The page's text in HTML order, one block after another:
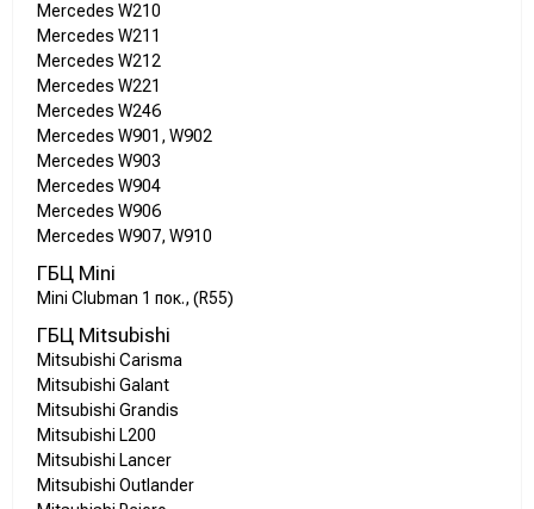
Mercedes W210
Mercedes W211
Mercedes W212
Mercedes W221
Mercedes W246
Mercedes W901, W902
Mercedes W903
Mercedes W904
Mercedes W906
Mercedes W907, W910
ГБЦ Mini
Mini Clubman 1 пок., (R55)
ГБЦ Mitsubishi
Mitsubishi Carisma
Mitsubishi Galant
Mitsubishi Grandis
Mitsubishi L200
Mitsubishi Lancer
Mitsubishi Outlander